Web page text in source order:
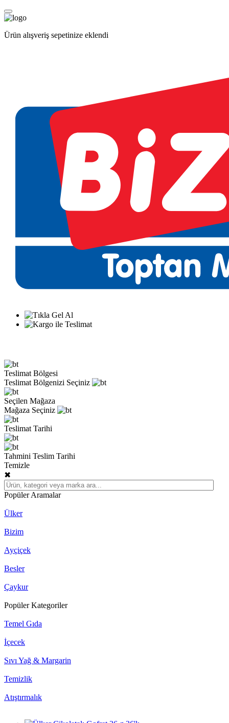
Ürün alışveriş sepetinize eklendi
Teslimat Bölgesi
Teslimat Bölgenizi Seçiniz
Seçilen Mağaza
Mağaza Seçiniz
Teslimat Tarihi
Tahmini Teslim Tarihi
Temizle
✖
Popüler Aramalar
Ülker
Bizim
Ayçiçek
Besler
Çaykur
Popüler Kategoriler
Temel Gıda
İçecek
Sıvı Yağ & Margarin
Temizlik
Atıştırmalık